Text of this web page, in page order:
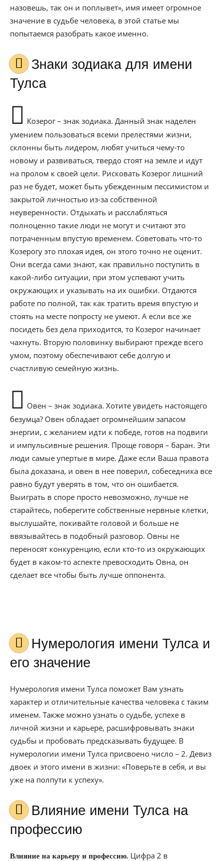
назовешь, так он и поплывет», имя имеет огромное
значение в судьбе человека, в этой статье мы
попытаемся разобрать какое именно.
Знаки зодиака для имени
Тулса
Козерог – знак зодиака. Данный знак наделен
умением пользоваться всеми прелестями жизни,
склонны быть лидером, любят учиться чему-то
новому и развиваться, твердо стоят на земле и идут
на пролом к своей цели. Рисковать Козерог лишний
раз не будет, может быть убежденным пессимистом и
закрытой личностью из-за собственной
неуверенности. Отдыхать и расслабляться
полноценно такие люди не могут и считают это
потраченным впустую временем. Советовать что-то
Козерогу это плохая идея, он этого точно не оценит.
Они всегда сами знают, как правильно поступить в
какой-либо ситуации, при этом успевают учить
окружающих и указывать на их ошибки. Отдаются
работе по полной, так как тратить время впустую и
стоять на месте попросту не умеют. А если все же
посидеть без дела приходится, то Козерог начинает
чахнуть. Вторую половинку выбирают прежде всего
умом, поэтому обеспечивают себе долгую и
счастливую семейную жизнь.
Овен – знак зодиака. Хотите увидеть настоящего
безумца? Овен обладает огромнейшим запасом
энергии, с желанием идти к победе, готов на подвиги
и импульсивные решения. Проще говоря – баран. Эти
люди самые упертые в мире. Даже если Ваша правота
была доказана, и овен в нее поверил, собеседника все
равно будут уверять в том, что он ошибается.
Выиграть в споре просто невозможно, лучше не
старайтесь, поберегите собственные нервные клетки,
выслушайте, покивайте головой и больше не
ввязывайтесь в подобный разговор. Овны не
переносят конкуренцию, если кто-то из окружающих
будет в каком-то аспекте превосходить Овна, он
сделает все чтобы быть лучше оппонента.
Нумерология имени Тулса и
его значение
Нумерология имени Тулса поможет Вам узнать
характер и отличительные качества человека с таким
именем. Также можно узнать о судьбе, успехе в
личной жизни и карьере, расшифровывать знаки
судьбы и пробовать предсказывать будущее. В
нумерологии имени Тулса присвоено число – 2. Девиз
двоек и этого имени в жизни: «Поверьте в себя, и вы
уже на полпути к успеху».
Влияние имени Тулса на
профессию
Влияние на карьеру и профессию. Цифра 2 в